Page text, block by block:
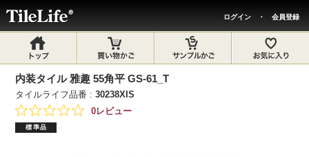
ログイン ・ 会員登録
内装タイル 雅趣 55角平 GS-61_T
タイルライフ品番 :30238XIS
0レビュー
標準品